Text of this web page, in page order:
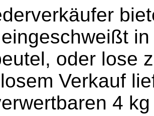
oder lose
Verkauf
4